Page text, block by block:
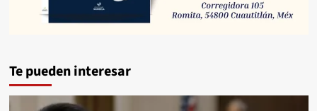
Te pueden interesar